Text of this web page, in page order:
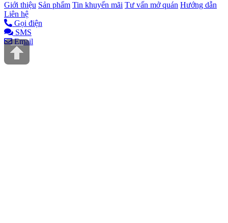
Giới thiệu Sản phẩm Tin khuyến mãi Tư vấn mở quán Hướng dẫn
Liên hệ
Gọi điện
SMS
Email